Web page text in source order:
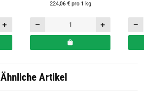
224,06 € pro 1 kg
Ähnliche Artikel